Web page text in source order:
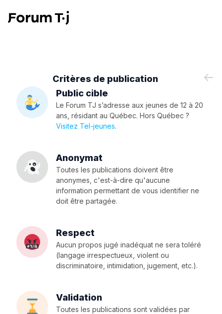
Critères de publication
Public cible
Le Forum TJ s’adresse aux jeunes de 12 à 20
ans, résidant au Québec. Hors Québec ?
Visitez Tel-jeunes.
Anonymat
Toutes les publications doivent être
anonymes, c'est-à-dire qu'aucune
information permettant de vous identifier ne
doit être partagée.
Respect
Aucun propos jugé inadéquat ne sera toléré
(langage irrespectueux, violent ou
discriminatoire, intimidation, jugement, etc.).
Validation
Toutes les publications sont validées par